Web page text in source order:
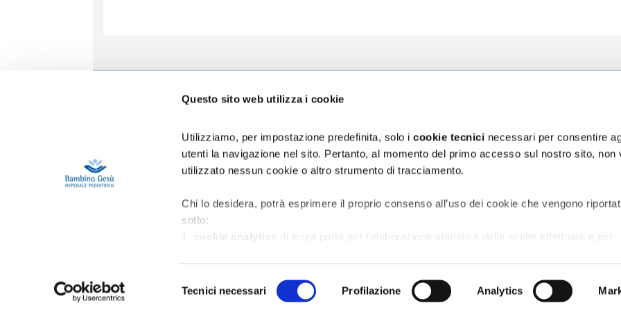
Questo sito web utilizza i cookie
Utilizziamo, per impostazione predefinita, solo icookie tecnici necessari per consentire
utenti la navigazione nel sito. Pertanto, al momento del primo accesso sul nostro sito, non
utilizzato nessun cookie o altro strumento di tracciamento.
Chi lo desidera, potrà esprimere il proprio consenso all’uso dei cookie che vengono
sotto:
cookie analytics
di terza parte per l’elaborazione statistica delle scelte effettuate e per
nell'ambito della navigazione in rete.
cookie di marketingdi terza parte per tracciare le scelte effettuate sul sito web e
del
Tecnici necessari Profilazione Analytics
Contatti
Privacy
Copertura assicurativa Rct/Rco
Area Riservata al Personale
Bilancio di Sostenibilità
Segnalazioni e reclami
Accessibilità digitale
5 x mille